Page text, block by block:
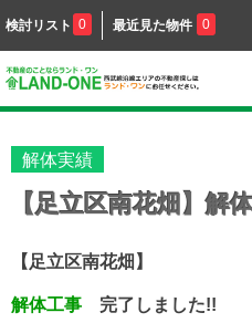
検討リスト 0 最近見た物件 0
解体実績
【足立区南花畑】解
【足立区南花畑】
解体工事 完了しました!!